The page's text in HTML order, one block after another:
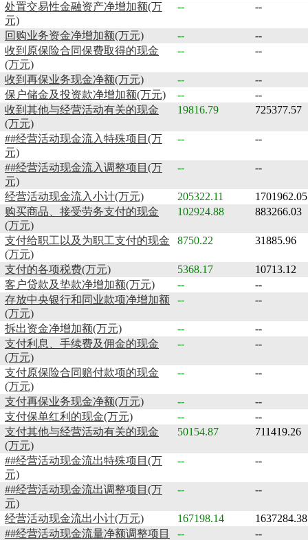
处置交易性金融资产净增加额(万
元)
-- --
回购业务资金净增加额(万元) --
--
收到原保险合同保费取得的现金
(万元)
-- --
收到再保业务现金净额(万元) --
--
保户储金及投资款净增加额(万元)
--
--
收到其他与经营活动有关的现金
(万元)
19816.79 725377.57
##经营活动现金流入特殊项目(万
元)
-- --
##经营活动现金流入调整项目(万
元)
-- --
经营活动现金流入小计(万元) 205322.11
1701962.05
购买商品、接受劳务支付的现金
(万元)
102924.88 883266.03
支付给职工以及为职工支付的现金
(万元)
8750.22 31885.96
支付的各项税费(万元) 5368.17
10713.12
客户贷款及垫款净增加额(万元)
--
--
存放中央银行和同业款项净增加额
(万元)
-- --
拆出资金净增加额(万元) --
--
支付利息、手续费及佣金的现金
(万元)
-- --
支付原保险合同赔付款项的现金
(万元)
-- --
支付再保业务现金净额(万元) --
--
支付保单红利的现金(万元)
--
--
支付其他与经营活动有关的现金
(万元)
50154.87 711419.26
##经营活动现金流出特殊项目(万
元)
-- --
##经营活动现金流出调整项目(万
元)
-- --
经营活动现金流出小计(万元) 167198.14
1637284.38
##经营活动现金流量净额调整项目
-- --